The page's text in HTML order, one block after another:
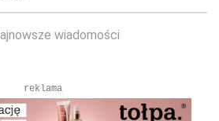
wiadomości
reklama